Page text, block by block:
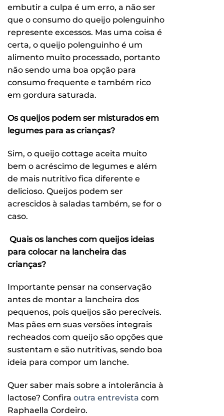
embutir a culpa é um erro, a não ser
que o consumo do queijo polenguinho
represente excessos. Mas uma coisa é
certa, o queijo polenguinho é um
alimento muito processado, portanto
não sendo uma boa opção para
consumo frequente e também rico
em gordura saturada.
Os queijos podem ser misturados em
legumes para as crianças?
Sim, o queijo cottage aceita muito
bem o acréscimo de legumes e além
de mais nutritivo fica diferente e
delicioso. Queijos podem ser
acrescidos à saladas também, se for o
caso.
Quais os lanches com queijos ideias
para colocar na lancheira das
crianças?
Importante pensar na conservação
antes de montar a lancheira dos
pequenos, pois queijos são perecíveis.
Mas pães em suas versões integrais
recheados com queijo são opções que
sustentam e são nutritivas, sendo boa
ideia para compor um lanche.
Quer saber mais sobre a intolerância à
lactose? Confira outra entrevista com
Raphaella Cordeiro.